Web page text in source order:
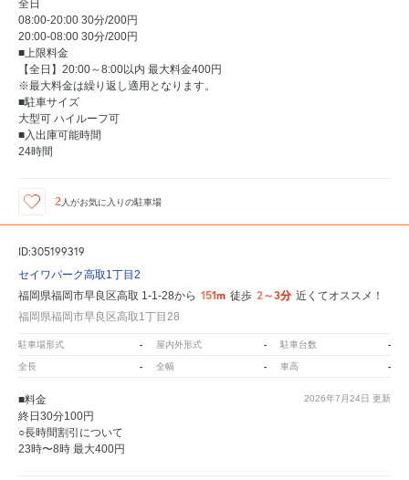
全日
08:00-20:00 30分/200円
20:00-08:00 30分/200円
■上限料金
【全日】20:00～8:00以内 最大料金400円
※最大料金は繰り返し適用となります。
■駐車サイズ
大型可 ハイルーフ可
■入出庫可能時間
24時間
2 人がお気に入りの駐車場
ID:305199319
セイワパーク高取1丁目2
福岡県福岡市早良区高取 1-1-28から 151m 徒歩 2～3分 近くてオススメ！
福岡県福岡市早良区高取1丁目28
駐車場形式 - 屋内外形式 - 駐車台数 -
全長 - 全幅 - 車高 -
2026年7月24日 更新
■料金
終日30分100円
○長時間割引について
23時〜8時 最大400円